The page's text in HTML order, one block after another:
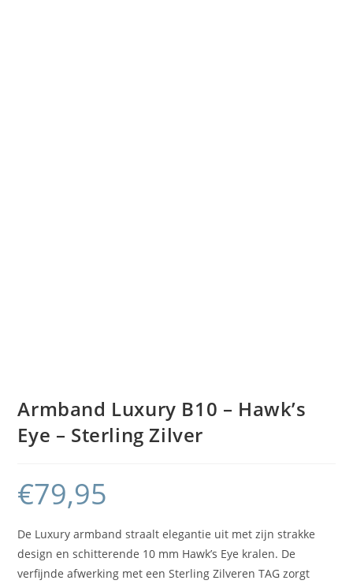
Armband Luxury B10 – Hawk’s
Eye – Sterling Zilver
€79,95
De Luxury armband straalt elegantie uit met zijn strakke
design en schitterende 10 mm Hawk’s Eye kralen. De
verfijnde afwerking met een Sterling Zilveren TAG zorgt